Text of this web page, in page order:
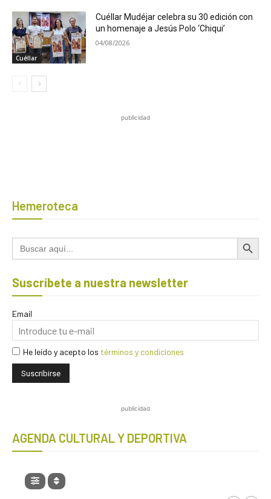
Cuéllar
Cuéllar Mudéjar celebra su 30 edición con
un homenaje a Jesús Polo ‘Chiqui’
04/08/2026
publicidad
Hemeroteca
Buscar: Botón de
Suscríbete a nuestra newsletter
Email
He leído y acepto los términos y condiciones
publicidad
AGENDA CULTURAL Y DEPORTIVA